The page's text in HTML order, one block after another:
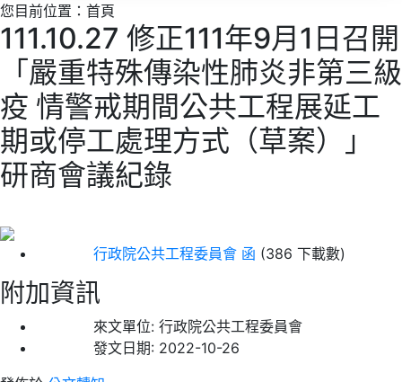
您目前位置： 首頁
111.10.27 修正111年9月1日召開
「嚴重特殊傳染性肺炎非第三級
疫 情警戒期間公共工程展延工
期或停工處理方式（草案）」
研商會議紀錄
行政院公共工程委員會 函 (386 下載數)
附加資訊
來文單位: 行政院公共工程委員會
發文日期: 2022-10-26